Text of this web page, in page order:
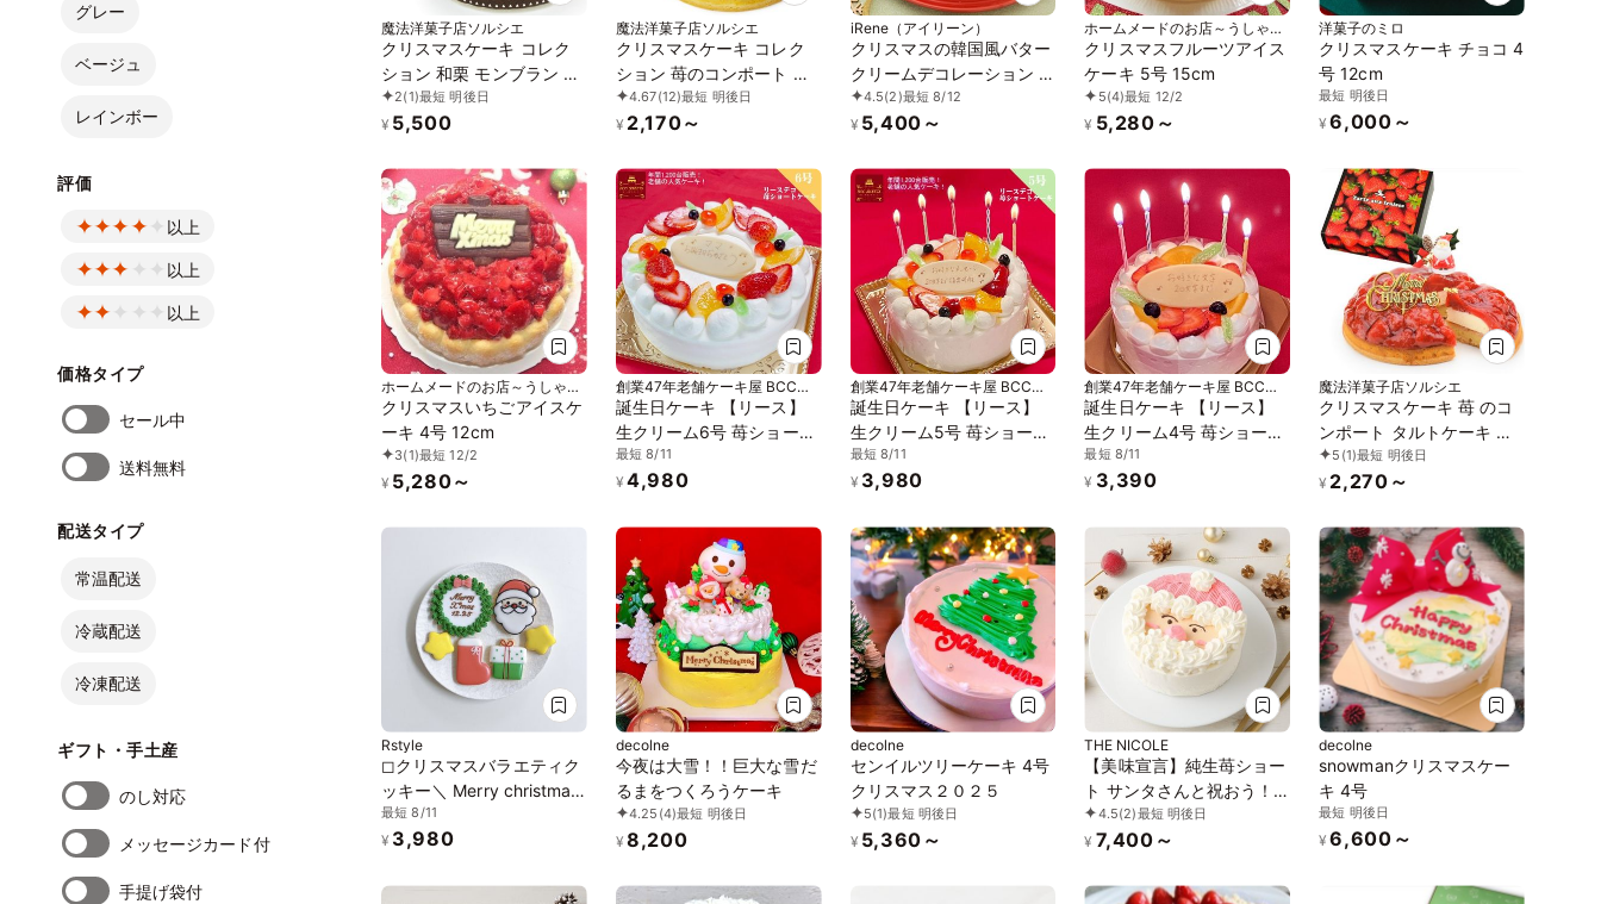
グレー
ベージュ
レインボー
評価
以上
以上
以上
価格タイプ
セール中
送料無料
配送タイプ
常温配送
冷蔵配送
冷凍配送
ギフト・手土産
のし対応
メッセージカード付
手提げ袋付
魔法洋菓子店ソルシエ
クリスマスケーキ コレク
ション 和栗 モンブラン デ
コレーション 5号 直径
16cm 4人～6人分 約700g
2(1)最短 明後日
¥ 5,500
魔法洋菓子店ソルシエ
クリスマスケーキ コレク
ション 苺のコンポート タ
ルト 5号 直径16cm 4人～
6人分 約530g
4.67(12)最短 明後日
¥ 2,170～
iRene（アイリーン）
クリスマスの韓国風バター
クリームデコレーション 4
号4.5(2)最短 8/12
¥ 5,400～
ホームメードのお店～うしゃぎ
さん～
クリスマスフルーツアイス
ケーキ 5号 15cm
5(4)最短 12/2
¥ 5,280～
洋菓子のミロ
クリスマスケーキ チョコ 4
号 12cm
最短 明後日
¥ 6,000～
ホームメードのお店～うしゃぎ
さん～
クリスマスいちごアイスケ
ーキ 4号 12cm
3(1)最短 12/2
¥ 5,280～
創業47年老舗ケーキ屋 BCCス
イーツ
誕生日ケーキ 【リース】
生クリーム6号 苺ショート
ケーキ バースデーケーキ
最短 8/11
¥ 4,980
創業47年老舗ケーキ屋 BCCス
イーツ
誕生日ケーキ 【リース】
生クリーム5号 苺ショート
ケーキ バースデーケーキ
最短 8/11
¥ 3,980
創業47年老舗ケーキ屋 BCCス
イーツ
誕生日ケーキ 【リース】
生クリーム4号 苺ショート
ケーキ バースデーケーキ
最短 8/11
¥ 3,390
魔法洋菓子店ソルシエ
クリスマスケーキ 苺 のコ
ンポート タルトケーキ （
カスタードクリーム仕立て
） 5号 直径16cm 4人～5
り付】 スイーツ ギフト い
ちご
5 (1)最短 明後日
¥ 2,270～
Rstyle
◻︎クリスマスバラエティク
ッキー＼ Merry christmas
✦✧／
最短 8/11
¥ 3,980
decolne
今夜は大雪！！巨大な雪だ
るまをつくろうケーキ
4.25 (4)最短 明後日
¥ 8,200
decolne
センイルツリーケーキ 4号
クリスマス２０２５
5(1)最短 明後日
¥ 5,360～
THE NICOLE
【美味宣言】純生苺ショー
ト サンタさんと祝おう！
残り3個/100 4号 12cm
4.5(2)最短 明後日
¥ 7,400～
decolne
snowmanクリスマスケー
キ 4号
最短 明後日
¥ 6,600～